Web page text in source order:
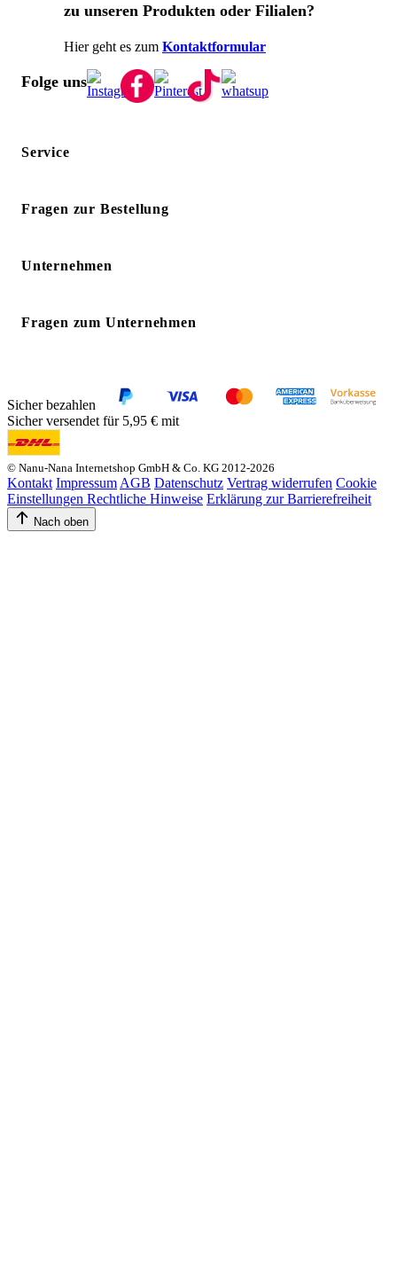
zu unseren Produkten oder Filialen?
Hier geht es zum Kontaktformular
Folge uns
Service
Fragen zur Bestellung
Unternehmen
Fragen zum Unternehmen
Sicher bezahlen
Sicher versendet für 5,95 € mit
© Nanu-Nana Internetshop GmbH & Co. KG 2012-2026
Kontakt Impressum AGB Datenschutz Vertrag widerrufen Cookie
Einstellungen Rechtliche Hinweise Erklärung zur Barrierefreiheit
Nach oben